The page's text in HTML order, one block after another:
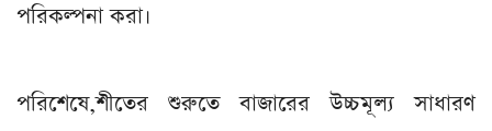
পরিকল্পনা করা।
পরিশেষে,শীতের শুরুতে বাজারের উচ্চমূল্য সাধারণ